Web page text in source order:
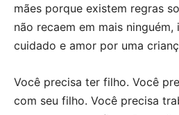
mães porque existem regras
não recaem em mais
cuidado e amor por uma
Você precisa ter filho. Você
com seu filho. Você precisa